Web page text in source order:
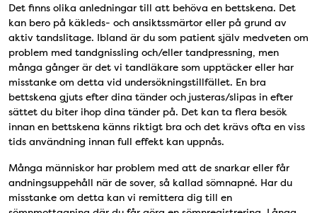
Det finns olika anledningar till att behöva en bettskena. Det
kan bero på käkleds- och ansiktssmärtor eller på grund av
aktiv tandslitage. Ibland är du som patient själv medveten om
problem med tandgnissling och/eller tandpressning, men
många gånger är det vi tandläkare som upptäcker eller har
misstanke om detta vid undersökningstillfället. En bra
bettskena gjuts efter dina tänder och justeras/slipas in efter
sättet du biter ihop dina tänder på. Det kan ta flera besök
innan en bettskena känns riktigt bra och det krävs ofta en viss
tids användning innan full effekt kan uppnås.
Många människor har problem med att de snarkar eller får
andningsuppehåll när de sover, så kallad sömnapné. Har du
misstanke om detta kan vi remittera dig till en